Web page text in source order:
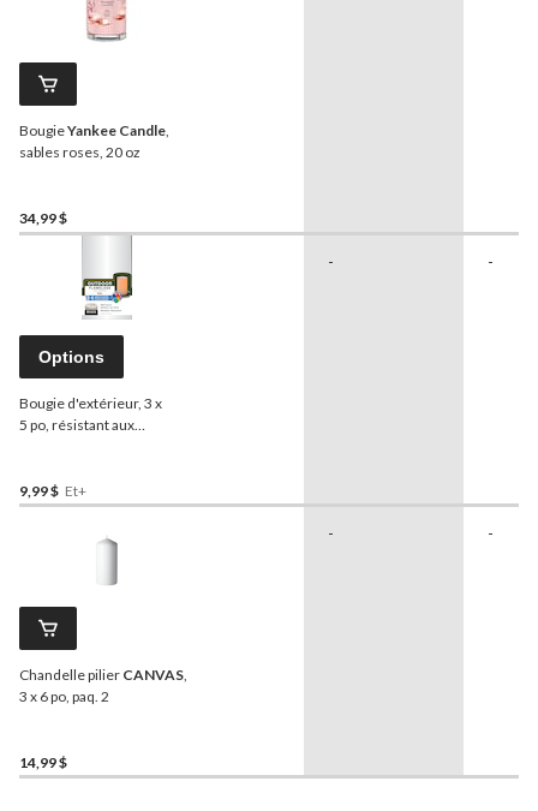
BougieYankee Candle
sables roses, 20 oz
34,99 $
Options
Bougie d'extérieur, 3 x
5 po, résistant aux
9,99 $ Et+
- -
Chandelle pilier CANVAS
3 x 6 po, paq. 2
14,99 $
- -